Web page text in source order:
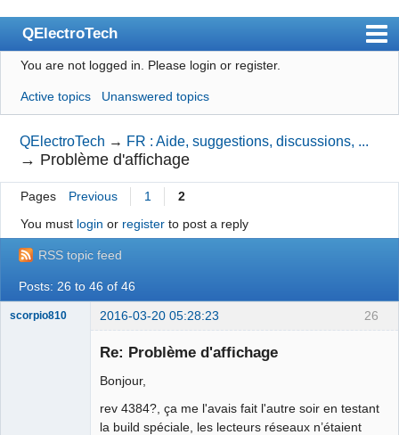
QElectroTech
Index
User list
Search
Register
Login
Site officiel
Wiki
BugTracker
You are not logged in. Please login or register.
Active topics Unanswered topics
QElectroTech → FR : Aide, suggestions, discussions, ...
→ Problème d'affichage
Pages Previous 1
2
You must login or registerto post a reply
RSS topic feed
Posts: 26 to 46 of 46
26
scorpio810 2016-03-20 05:28:23
Re: Problème d'affichage
Bonjour,
rev 4384?, ça me l'avais fait l'autre soir en testant
la build spéciale, les lecteurs réseaux n’étaient